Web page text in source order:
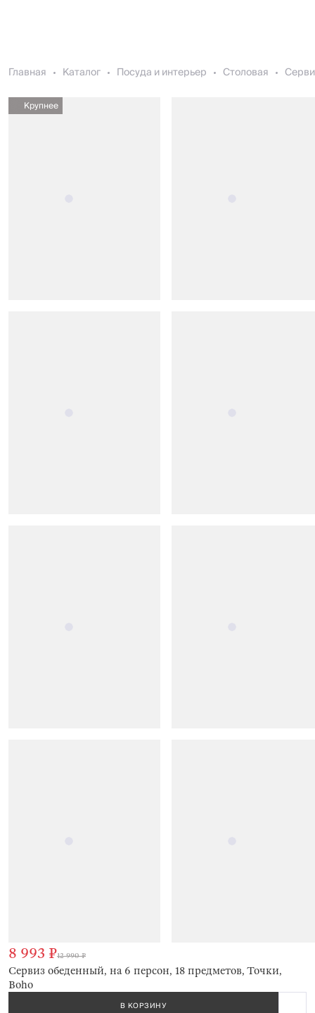
Главная Каталог Посуда и интерьер Столовая
Крупнее
Сервиз обеденный, на 6 персон, 18 предметов, Точки,
Boho
8 993 ₽12 990 ₽
В КОРЗИНУ